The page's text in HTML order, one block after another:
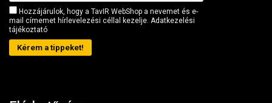
Hozzájárulok, hogy a TavIR WebShop a nevemet és e-
mail címemet hírlevelezési céllal kezelje. Adatkezelési
tájékoztató
Kérem a tippeket!